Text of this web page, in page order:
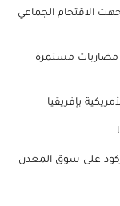
الاقتحام الجماعي
مضاربات مستمرة
بإفريقيا
على سوق المعدن